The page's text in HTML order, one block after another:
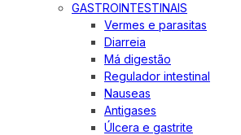
GASTROINTESTINAIS
Vermes e parasitas
Diarreia
Má digestão
Regulador intestinal
Nauseas
Antigases
Úlcera e gastrite